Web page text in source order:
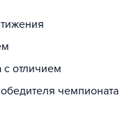
отличием
чемпионата